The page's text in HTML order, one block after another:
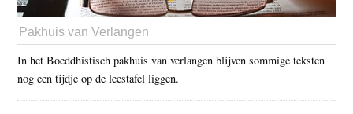
Pakhuis van Verlangen
In het Boeddhistisch pakhuis van verlangen blijven sommige teksten
nog een tijdje op de leestafel liggen.